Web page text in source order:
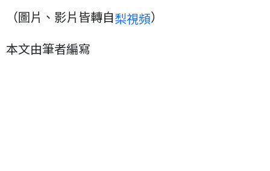
（圖片、影片皆轉自梨視頻）
本文由筆者編寫